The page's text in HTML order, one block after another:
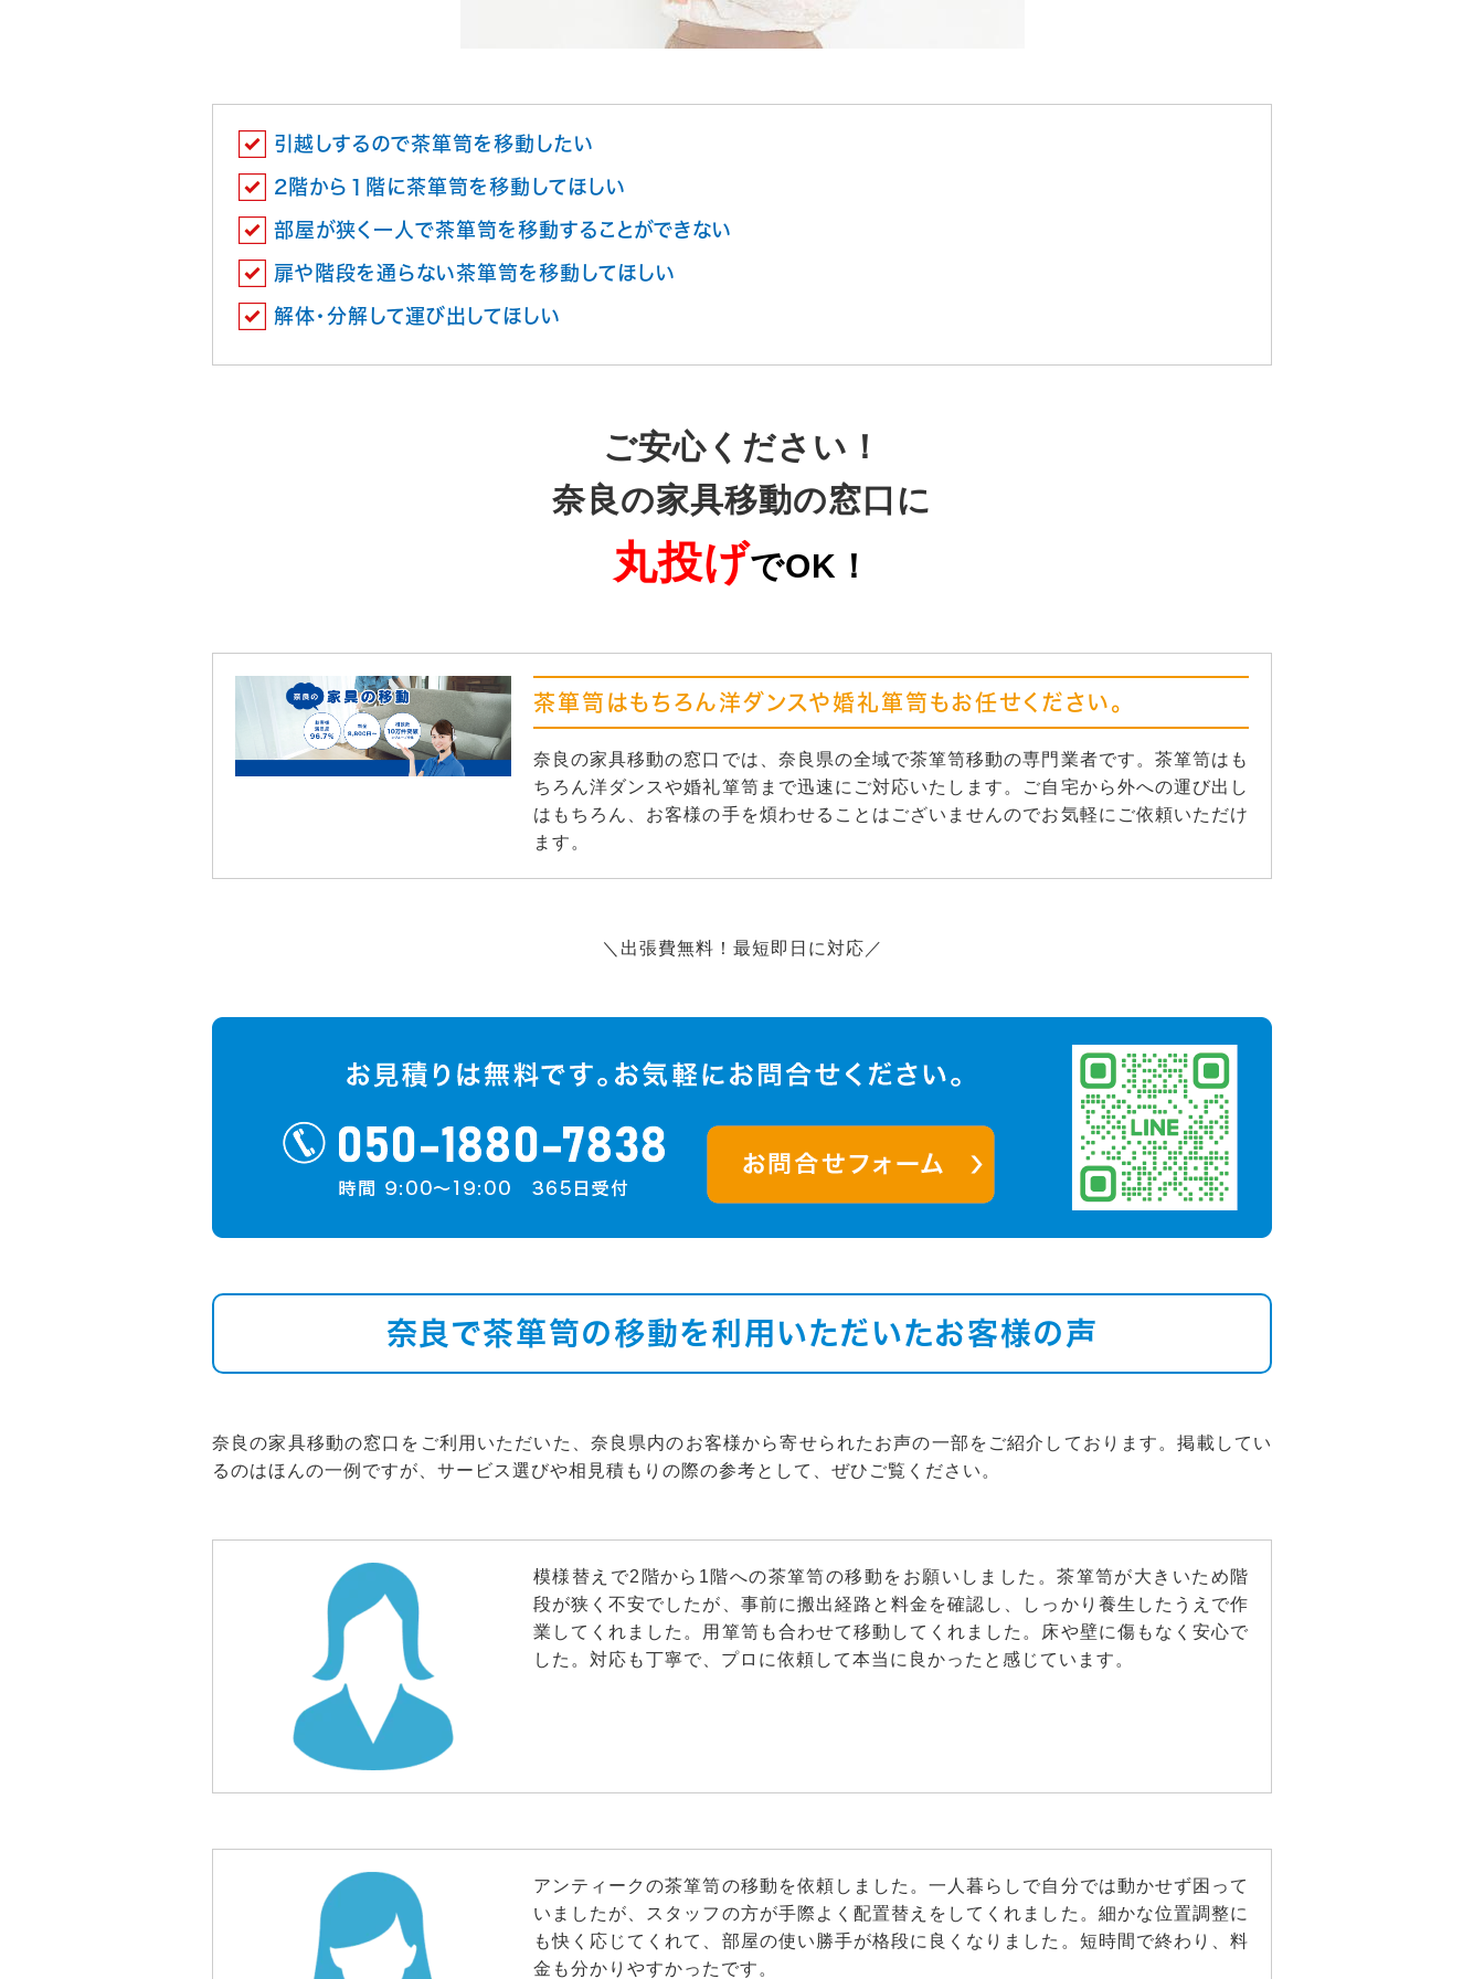
引越しするので茶箪笥を移動したい
2階から１階に茶箪笥を移動してほしい
部屋が狭く一人で茶箪笥を移動することができない
扉や階段を通らない茶箪笥を移動してほしい
解体・分解して運び出してほしい
ご安心ください！
奈良の家具移動の窓口に
丸投げでOK！
茶箪笥はもちろん洋ダンスや婚礼箪笥もお任せください。
奈良の家具移動の窓口では、奈良県の全域で茶箪笥移動の専門業者です。茶箪笥はも
ちろん洋ダンスや婚礼箪笥まで迅速にご対応いたします。ご自宅から外への運び出し
はもちろん、お客様の手を煩わせることはございませんのでお気軽にご依頼いただけ
ます。
＼出張費無料！最短即日に対応／
奈良で茶箪笥の移動を利用いただいたお客様の声
奈良の家具移動の窓口をご利用いただいた、奈良県内のお客様から寄せられたお声の一部をご紹介しております。掲載してい
るのはほんの一例ですが、サービス選びや相見積もりの際の参考として、ぜひご覧ください。
模様替えで2階から1階への茶箪笥の移動をお願いしました。茶箪笥が大きいため階
段が狭く不安でしたが、事前に搬出経路と料金を確認し、しっかり養生したうえで作
業してくれました。用箪笥も合わせて移動してくれました。床や壁に傷もなく安心で
した。対応も丁寧で、プロに依頼して本当に良かったと感じています。
アンティークの茶箪笥の移動を依頼しました。一人暮らしで自分では動かせず困って
いましたが、スタッフの方が手際よく配置替えをしてくれました。細かな位置調整に
も快く応じてくれて、部屋の使い勝手が格段に良くなりました。短時間で終わり、料
金も分かりやすかったです。